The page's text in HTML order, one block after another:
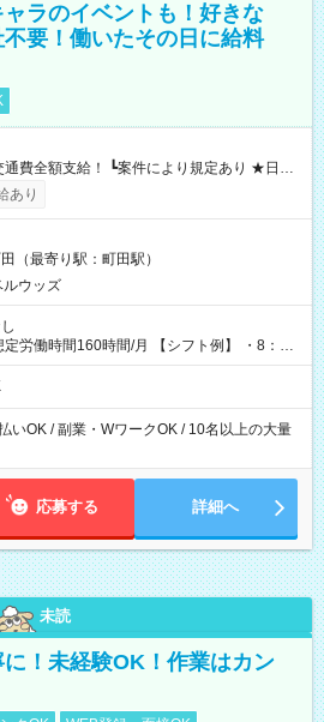
ラのイベントも！好きな
要！働いたその日に給料
） ┗働いたその日に現金GET♪ お仕事後はコ
を引き落とせます！ 【試用期間】試
あり
（最寄り駅：町田駅）
ルウッズ
160時間/月 【シフト例】 ・8：00
いOK / 副業・WワークOK / 10名以上の大量
応募する 詳細へ
未読
！未経験OK！作業はカン